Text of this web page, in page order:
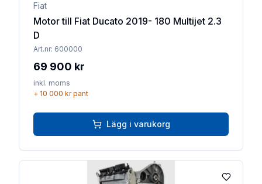
Fiat
Motor till Fiat Ducato 2019- 180 Multijet 2.3
D
Art.nr: 600000
69 900 kr
inkl. moms
+ 10 000 krpant
Lägg i varukorg
Lägg till